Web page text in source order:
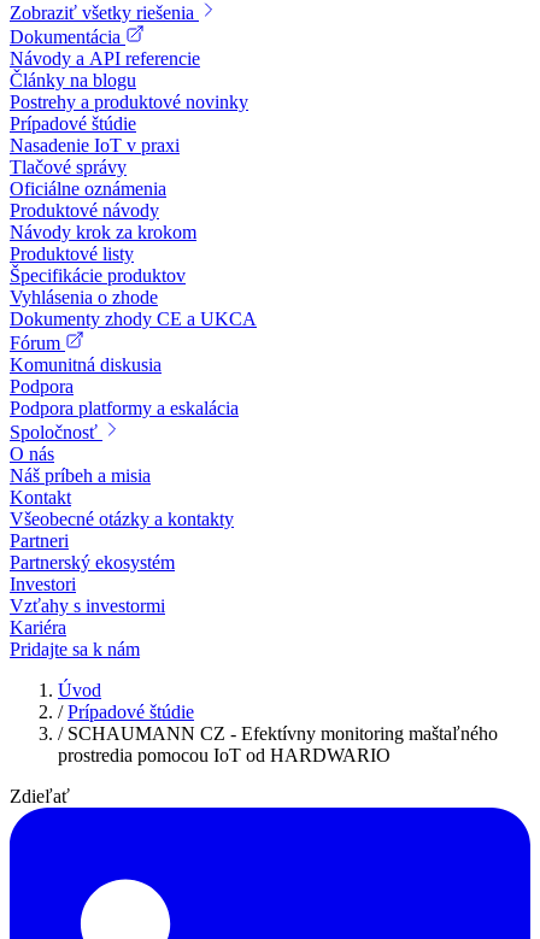
Zobraziť všetky riešenia
Dokumentácia
Návody a API referencie
Články na blogu
Postrehy a produktové novinky
Prípadové štúdie
Nasadenie IoT v praxi
Tlačové správy
Oficiálne oznámenia
Produktové návody
Návody krok za krokom
Produktové listy
Špecifikácie produktov
Vyhlásenia o zhode
Dokumenty zhody CE a UKCA
Fórum
Komunitná diskusia
Podpora
Podpora platformy a eskalácia
Spoločnosť
O nás
Náš príbeh a misia
Kontakt
Všeobecné otázky a kontakty
Partneri
Partnerský ekosystém
Investori
Vzťahy s investormi
Kariéra
Pridajte sa k nám
Úvod
/ Prípadové štúdie
/ SCHAUMANN CZ - Efektívny monitoring maštaľného
prostredia pomocou IoT od HARDWARIO
Zdieľať